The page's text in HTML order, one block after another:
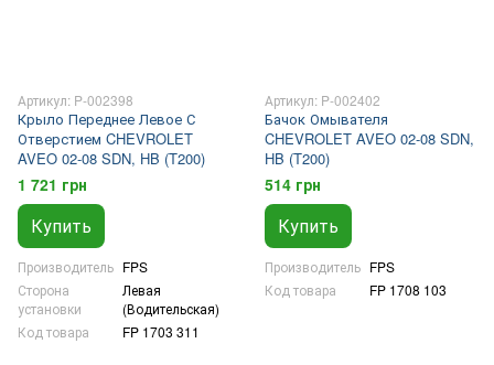
Артикул: P-002398
Крыло Переднее Левое С
Отверстием CHEVROLET
AVEO 02-08 SDN, HB (T200)
1 721 грн
Купить
Производитель FPS
Сторона
установки
Левая
(Водительская)
Код товара
FP 1703 311
Артикул: P-002402
Бачок Омывателя
CHEVROLET AVEO 02-08 SDN,
HB (T200)
514 грн
Купить
Производитель FPS
Код товара
FP 1708 103